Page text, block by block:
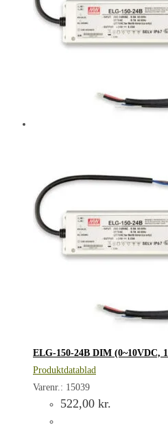
ELG-150-24B DIM (0~10VDC,
Produktdatablad
Varenr.: 15039
522,00 kr.